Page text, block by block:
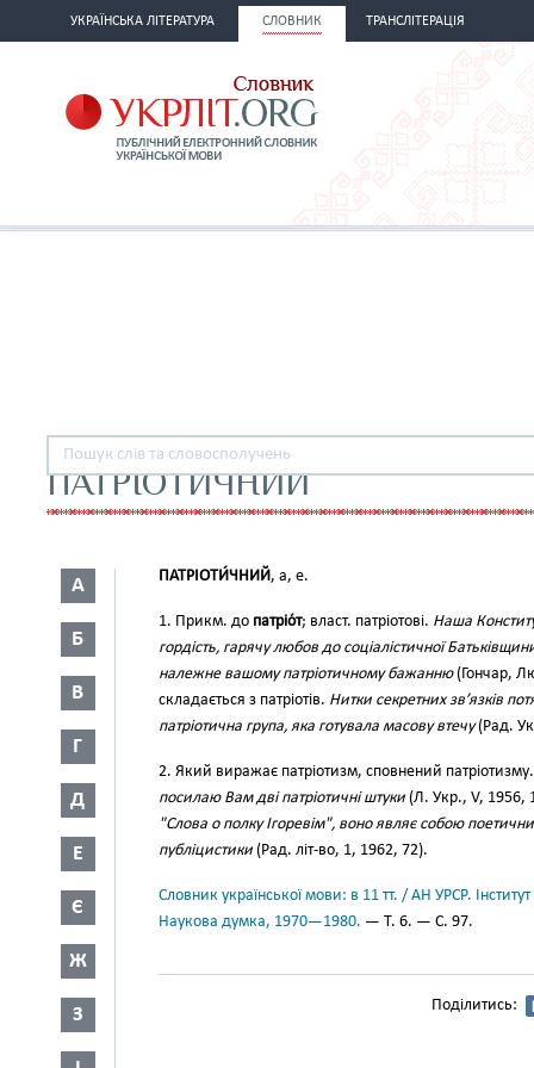
УКРАЇНСЬКА ЛІТЕРАТУРА СЛОВНИК ТРАНСЛІТЕРАЦІЯ
ПАТРІОТИЧНИЙ
А
Б
В
Г
Д
Е
Є
Ж
З
ПАТРІОТИ́ЧНИЙ, а, е.
1. Прикм. до патріо́т; власт. патріотові. Наша
гордість, гарячу любов до соціалістичної
належне вашому патріотичному бажанню(Гончар,
складається з патріотів. Нитки секретних зв’язків
патріотична група, яка готувала масову втечу(Рад.
2. Який виражає патріотизм, сповнений
посилаю Вам дві патріотичні штуки (Л. Укр., V, 1956,
"Слова о полку Ігоревім", воно являє собою
публіцистики (Рад. літ-во, 1, 1962, 72).
Словник української мови: в 11 тт. / АН УРСР.
Наукова думка, 1970—1980. — Т. 6. — С. 97.
Поділитись: